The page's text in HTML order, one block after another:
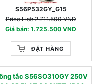
S56P532GY_G15
Price List: 2.711.500 VNĐ
Giá bán: 1.725.500 VNĐ
ĐẶT HÀNG
tắc S56SO310GY 250V